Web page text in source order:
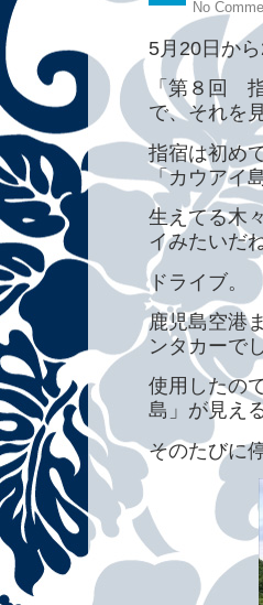
No
5月20日か
「第８回 指
で、それを
指宿は初め
「カウアイ
生えてる木
イみたいだ
ドライブ。
鹿児島空港
ンタカーで
使用したの
島」が見え
そのたびに